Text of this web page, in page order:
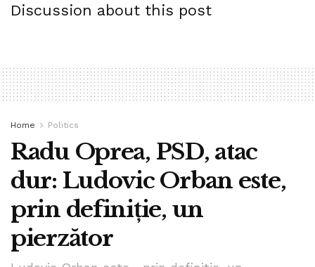
Discussion about this post
Home Politics
Radu Oprea, PSD, atac
dur: Ludovic Orban este,
prin definiție, un
pierzător